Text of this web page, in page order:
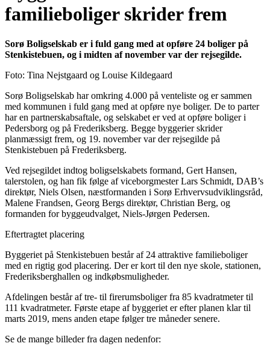
familieboliger skrider frem
Sorø Boligselskab er i fuld gang med at opføre 24 boliger på
Stenkistebuen, og i midten af november var der rejsegilde.
Foto: Tina Nejstgaard og Louise Kildegaard
Sorø Boligselskab har omkring 4.000 på venteliste og er sammen
med kommunen i fuld gang med at opføre nye boliger. De to parter
har en partnerskabsaftale, og selskabet er ved at opføre boliger i
Pedersborg og på Frederiksberg. Begge byggerier skrider
planmæssigt frem, og 19. november var der rejsegilde på
Stenkistebuen på Frederiksberg.
Ved rejsegildet indtog boligselskabets formand, Gert Hansen,
talerstolen, og han fik følge af viceborgmester Lars Schmidt, DAB’s
direktør, Niels Olsen, næstformanden i Sorø Erhvervsudviklingsråd,
Malene Frandsen, Georg Bergs direktør, Christian Berg, og
formanden for byggeudvalget, Niels-Jørgen Pedersen.
Eftertragtet placering
Byggeriet på Stenkistebuen består af 24 attraktive familieboliger
med en rigtig god placering. Der er kort til den nye skole, stationen,
Frederiksberghallen og indkøbsmuligheder.
Afdelingen består af tre- til firerumsboliger fra 85 kvadratmeter til
111 kvadratmeter. Første etape af byggeriet er efter planen klar til
marts 2019, mens anden etape følger tre måneder senere.
Se de mange billeder fra dagen nedenfor: